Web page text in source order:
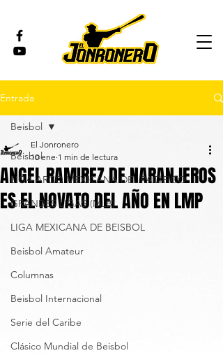
Entrada
Beisbol
LIGA ARCO MEXICANA DEL PACÍFICO
GRANDES LIGAS (MLB)
LIGA MEXICANA DE BEISBOL
Beisbol Amateur
Columnas
Beisbol Internacional
Serie del Caribe
Clásico Mundial de Beisbol
Beisbol
ANGEL RAMIREZ DE NARANJEROS
ES EL NOVATO DEL AÑO EN LMP
El Jonronero
10 ene 1 min de lectura